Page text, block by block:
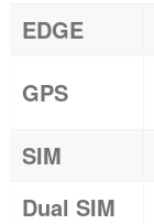
EDGE
GPS
SIM
Dual SIM